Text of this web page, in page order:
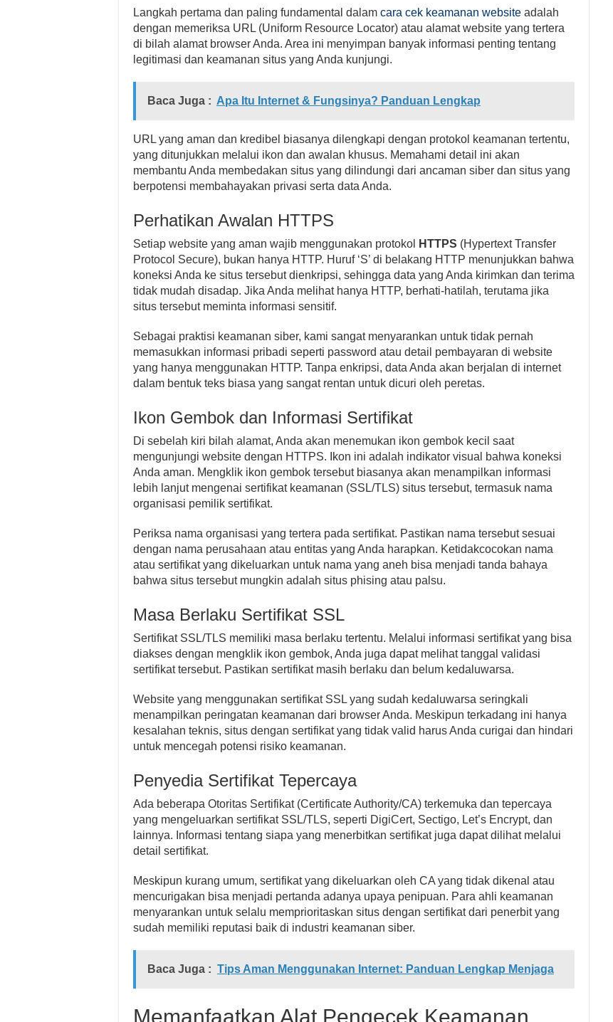
Langkah pertama dan paling fundamental dalam cara cek keamanan website adalah
dengan memeriksa URL (Uniform Resource Locator) atau alamat website yang tertera
di bilah alamat browser Anda. Area ini menyimpan banyak informasi penting tentang
legitimasi dan keamanan situs yang Anda kunjungi.
Baca Juga : Apa Itu Internet & Fungsinya? Panduan Lengkap
URL yang aman dan kredibel biasanya dilengkapi dengan protokol keamanan tertentu,
yang ditunjukkan melalui ikon dan awalan khusus. Memahami detail ini akan
membantu Anda membedakan situs yang dilindungi dari ancaman siber dan situs yang
berpotensi membahayakan privasi serta data Anda.
Perhatikan Awalan HTTPS
Setiap website yang aman wajib menggunakan protokol HTTPS (Hypertext Transfer
Protocol Secure), bukan hanya HTTP. Huruf ‘S’ di belakang HTTP menunjukkan bahwa
koneksi Anda ke situs tersebut dienkripsi, sehingga data yang Anda kirimkan dan terima
tidak mudah disadap. Jika Anda melihat hanya HTTP, berhati-hatilah, terutama jika
situs tersebut meminta informasi sensitif.
Sebagai praktisi keamanan siber, kami sangat menyarankan untuk tidak pernah
memasukkan informasi pribadi seperti password atau detail pembayaran di website
yang hanya menggunakan HTTP. Tanpa enkripsi, data Anda akan berjalan di internet
dalam bentuk teks biasa yang sangat rentan untuk dicuri oleh peretas.
Ikon Gembok dan Informasi Sertifikat
Di sebelah kiri bilah alamat, Anda akan menemukan ikon gembok kecil saat
mengunjungi website dengan HTTPS. Ikon ini adalah indikator visual bahwa koneksi
Anda aman. Mengklik ikon gembok tersebut biasanya akan menampilkan informasi
lebih lanjut mengenai sertifikat keamanan (SSL/TLS) situs tersebut, termasuk nama
organisasi pemilik sertifikat.
Periksa nama organisasi yang tertera pada sertifikat. Pastikan nama tersebut sesuai
dengan nama perusahaan atau entitas yang Anda harapkan. Ketidakcocokan nama
atau sertifikat yang dikeluarkan untuk nama yang aneh bisa menjadi tanda bahaya
bahwa situs tersebut mungkin adalah situs phising atau palsu.
Masa Berlaku Sertifikat SSL
Sertifikat SSL/TLS memiliki masa berlaku tertentu. Melalui informasi sertifikat yang bisa
diakses dengan mengklik ikon gembok, Anda juga dapat melihat tanggal validasi
sertifikat tersebut. Pastikan sertifikat masih berlaku dan belum kedaluwarsa.
Website yang menggunakan sertifikat SSL yang sudah kedaluwarsa seringkali
menampilkan peringatan keamanan dari browser Anda. Meskipun terkadang ini hanya
kesalahan teknis, situs dengan sertifikat yang tidak valid harus Anda curigai dan hindari
untuk mencegah potensi risiko keamanan.
Penyedia Sertifikat Tepercaya
Ada beberapa Otoritas Sertifikat (Certificate Authority/CA) terkemuka dan tepercaya
yang mengeluarkan sertifikat SSL/TLS, seperti DigiCert, Sectigo, Let’s Encrypt, dan
lainnya. Informasi tentang siapa yang menerbitkan sertifikat juga dapat dilihat melalui
detail sertifikat.
Meskipun kurang umum, sertifikat yang dikeluarkan oleh CA yang tidak dikenal atau
mencurigakan bisa menjadi pertanda adanya upaya penipuan. Para ahli keamanan
menyarankan untuk selalu memprioritaskan situs dengan sertifikat dari penerbit yang
sudah memiliki reputasi baik di industri keamanan siber.
Baca Juga : Tips Aman Menggunakan Internet: Panduan Lengkap Menjaga
Memanfaatkan Alat Pengecek Keamanan